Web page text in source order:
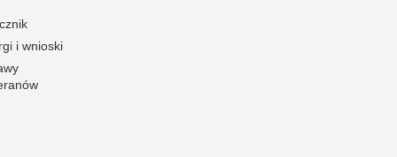
i odważni
publiczna
i wnioski